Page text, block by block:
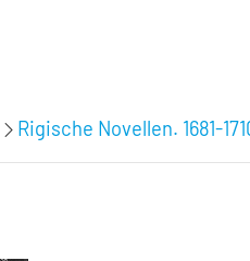
Rigische Novellen. 1681-